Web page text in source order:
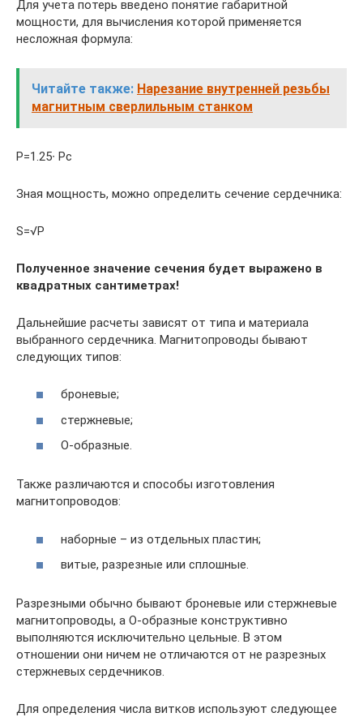
Для учета потерь введено понятие габаритной
мощности, для вычисления которой применяется
несложная формула:
Читайте также: Нарезание внутренней резьбы
магнитным сверлильным станком
P=1.25∙ Pс
Зная мощность, можно определить сечение сердечника:
S=√P
Полученное значение сечения будет выражено в
квадратных сантиметрах!
Дальнейшие расчеты зависят от типа и материала
выбранного сердечника. Магнитопроводы бывают
следующих типов:
броневые;
стержневые;
О-образные.
Также различаются и способы изготовления
магнитопроводов:
наборные – из отдельных пластин;
витые, разрезные или сплошные.
Разрезными обычно бывают броневые или стержневые
магнитопроводы, а О-образные конструктивно
выполняются исключительно цельные. В этом
отношении они ничем не отличаются от не разрезных
стержневых сердечников.
Для определения числа витков используют следующее